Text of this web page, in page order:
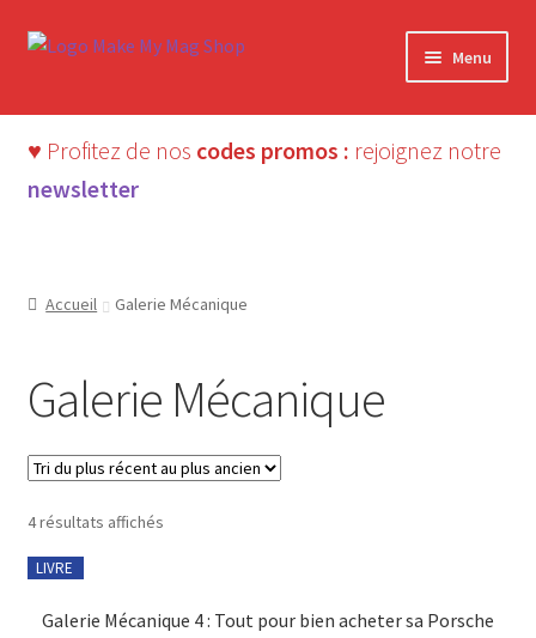
Aller
Aller
Menu
♥ Profitez de nos codes promos : rejoignez notre
newsletter
Accueil Galerie Mécanique
Galerie Mécanique
4 résultats affichésTrié
au
LIVRE
Galerie Mécanique 4 : Tout pour bien acheter sa Porsche